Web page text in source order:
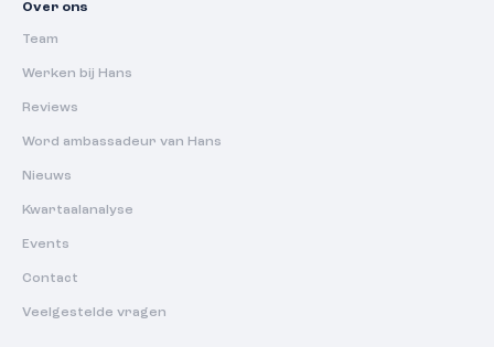
Over ons
Team
Werken bij Hans
Reviews
Word ambassadeur van Hans
Nieuws
Kwartaalanalyse
Events
Contact
Veelgestelde vragen